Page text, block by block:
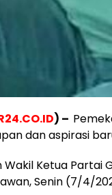
) –
dan aspirasi
Ketua Partai
Senin (7/4/